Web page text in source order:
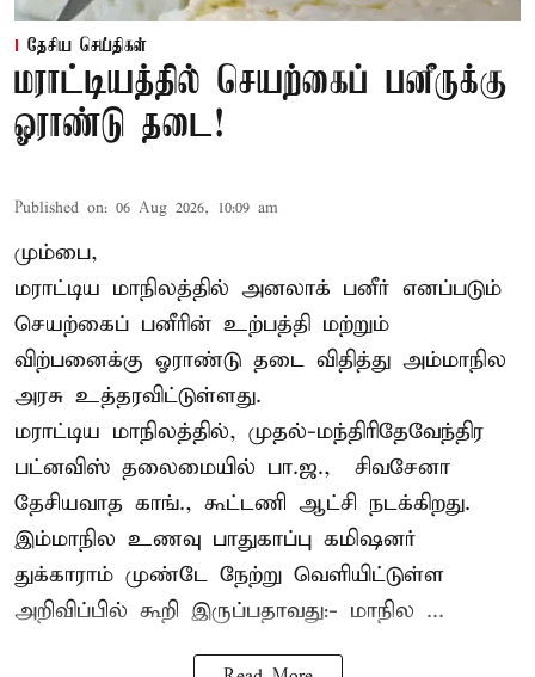
தேசிய செய்திகள்
மராட்டியத்தில் செயற்கைப் பனீருக்கு
ஓராண்டு தடை!
Published on: 06 Aug 2026, 10:09 am
மும்பை,
மராட்டிய மாநிலத்தில் அனலாக் பனீர் எனப்படும்
செயற்கைப் பனீரின் உற்பத்தி மற்றும்
விற்பனைக்கு ஓராண்டு தடை விதித்து அம்மாநில
அரசு உத்தரவிட்டுள்ளது.
மராட்டிய மாநிலத்தில், முதல்-மந்திரிதேவேந்திர
பட்னவிஸ் தலைமையில் பா.ஜ., – சிவசேனா –
தேசியவாத காங்., கூட்டணி ஆட்சி நடக்கிறது.
இம்மாநில உணவு பாதுகாப்பு கமிஷனர்
துக்காராம் முண்டே நேற்று வெளியிட்டுள்ள
அறிவிப்பில் கூறி இருப்பதாவது:- மாநில ...